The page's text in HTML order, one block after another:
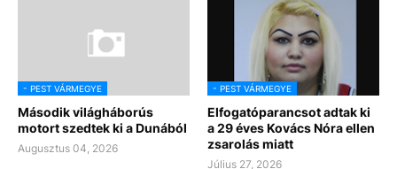
- PEST VÁRMEGYE
Második világháborús
motort szedtek ki a Dunából
Augusztus 04, 2026
- PEST VÁRMEGYE
Elfogatóparancsot adtak ki
a 29 éves Kovács Nóra ellen
zsarolás miatt
Július 27, 2026